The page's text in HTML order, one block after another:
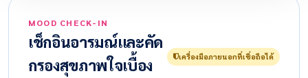
MOOD CHECK-IN
เช็กอินอารมณ์และคัด
กรองสุขภาพใจเบื้อง
เครื่องมือภายนอกที่เชื่อถือได้